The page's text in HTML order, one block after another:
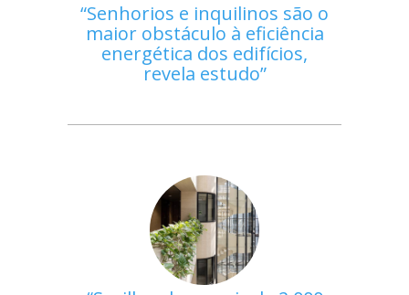
Senhorios e inquilinos são o
maior obstáculo à eficiência
energética dos edifícios,
revela estudo